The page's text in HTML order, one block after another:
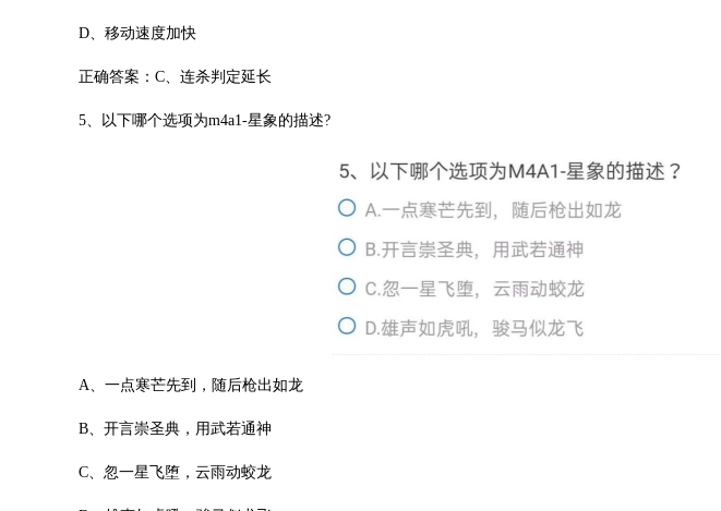
D、移动速度加快
正确答案：C、连杀判定延长
5、以下哪个选项为m4a1-星象的描述?
A、一点寒芒先到，随后枪出如龙
B、开言崇圣典，用武若通神
C、忽一星飞堕，云雨动蛟龙